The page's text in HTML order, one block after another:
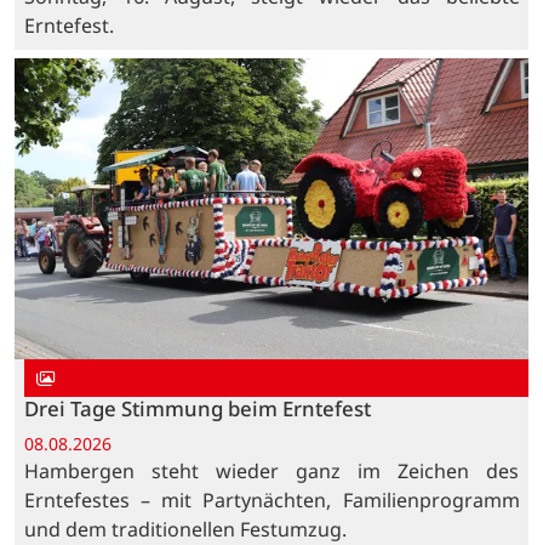
Erntefest.
Drei Tage Stimmung beim Erntefest
08.08.2026
Hambergen steht wieder ganz im Zeichen des
Erntefestes – mit Partynächten, Familienprogramm
und dem traditionellen Festumzug.